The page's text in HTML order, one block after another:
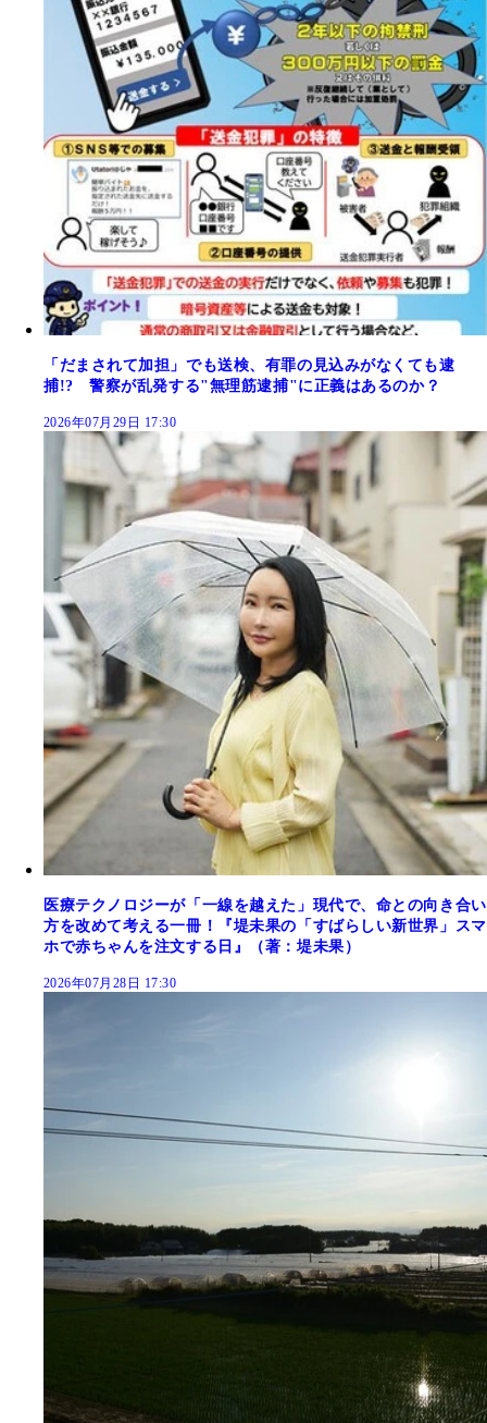
「だまされて加担」でも送検、有罪の見込みがなくても逮
捕!? 警察が乱発する"無理筋逮捕"に正義はあるのか？
2026年07月29日 17:30
医療テクノロジーが「一線を越えた」現代で、命との向き合い
方を改めて考える一冊！『堤未果の「すばらしい新世界」スマ
ホで赤ちゃんを注文する日』（著：堤未果）
2026年07月28日 17:30